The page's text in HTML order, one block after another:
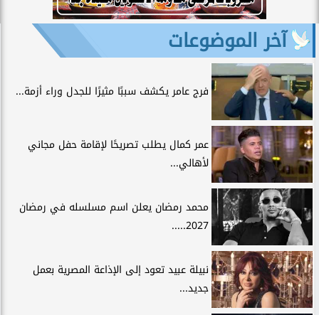
آخر الموضوعات
فرج عامر يكشف سببًا مثيرًا للجدل وراء أزمة...
عمر كمال يطلب تصريحًا لإقامة حفل مجاني
لأهالي...
محمد رمضان يعلن اسم مسلسله في رمضان
2027.....
نبيلة عبيد تعود إلى الإذاعة المصرية بعمل
جديد...